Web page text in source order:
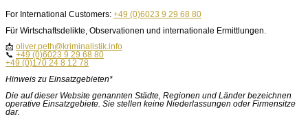
For International Customers: +49 (0)6023 9 29 68 80
Für Wirtschaftsdelikte, Observationen und internationale Ermittlungen.
📩 oliver.peth@kriminalistik.info
📞 +49 (0)6023 9 29 68 80
+49 (0)170 24 8 12 78
Hinweis zu Einsatzgebieten*
Die auf dieser Website genannten Städte, Regionen und Länder bezeichnen
operative Einsatzgebiete. Sie stellen keine Niederlassungen oder Firmensitze
dar.